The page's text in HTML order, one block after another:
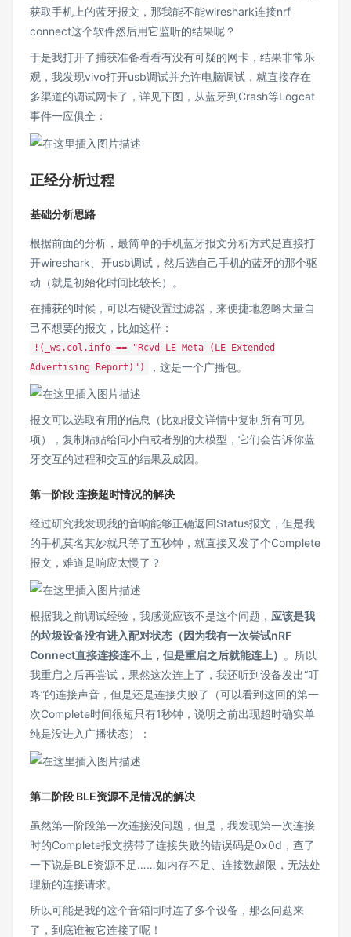
获取手机上的蓝牙报文，那我能不能wireshark连接nrf
connect这个软件然后用它监听的结果呢？
于是我打开了捕获准备看看有没有可疑的网卡，结果非常乐
观，我发现vivo打开usb调试并允许电脑调试，就直接存在
多渠道的调试网卡了，详见下图，从蓝牙到Crash等Logcat
事件一应俱全：
正经分析过程
基础分析思路
根据前面的分析，最简单的手机蓝牙报文分析方式是直接打
开wireshark、开usb调试，然后选自己手机的蓝牙的那个驱
动（就是初始化时间比较长）。
在捕获的时候，可以右键设置过滤器，来便捷地忽略大量自
己不想要的报文，比如这样：
!(_ws.col.info == "Rcvd LE Meta (LE Extended
Advertising Report)")
，这是一个广播包。
报文可以选取有用的信息（比如报文详情中复制所有可见
项），复制粘贴给问小白或者别的大模型，它们会告诉你蓝
牙交互的过程和交互的结果及成因。
第一阶段 连接超时情况的解决
经过研究我发现我的音响能够正确返回Status报文，但是我
的手机莫名其妙就只等了五秒钟，就直接又发了个Complete
报文，难道是响应太慢了？
根据我之前调试经验，我感觉应该不是这个问题， 应该是我
的垃圾设备没有进入配对状态（因为我有一次尝试nRF
Connect直接连接连不上，但是重启之后就能连上） 。所以
我重启之后再尝试，果然这次连上了，我还听到设备发出“叮
咚”的连接声音，但是还是连接失败了（可以看到这回的第一
次Complete时间很短只有1秒钟，说明之前出现超时确实单
纯是没进入广播状态）：
第二阶段 BLE资源不足情况的解决
虽然第一阶段第一次连接没问题，但是，我发现第一次连接
时的Complete报文携带了连接失败的错误码是0x0d，查了
一下说是BLE资源不足……如内存不足、连接数超限，无法处
理新的连接请求。
所以可能是我的这个音箱同时连了多个设备，那么问题来
了，到底谁被它连接了呢！